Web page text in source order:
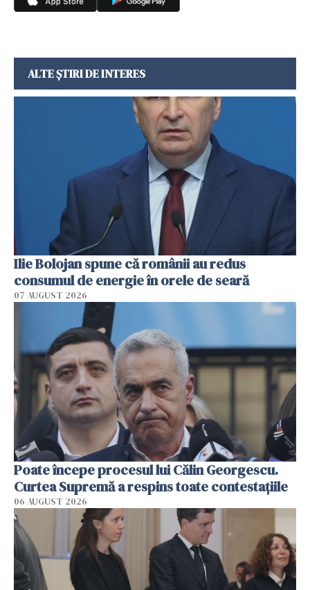
ALTE ȘTIRI DE INTERES
Ilie Bolojan spune că românii au redus
consumul de energie în orele de seară
07 AUGUST 2026
Poate începe procesul lui Călin Georgescu.
Curtea Supremă a respins toate contestațiile
06 AUGUST 2026